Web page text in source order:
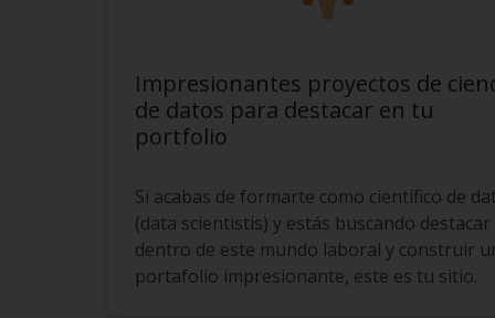
Impresionantes proyectos de
de datos para destacar en tu
portfolio
Si acabas de formarte como científico de
(data scientistis) y estás buscando destacar
dentro de este mundo laboral y construir
portafolio impresionante, este es tu sitio.